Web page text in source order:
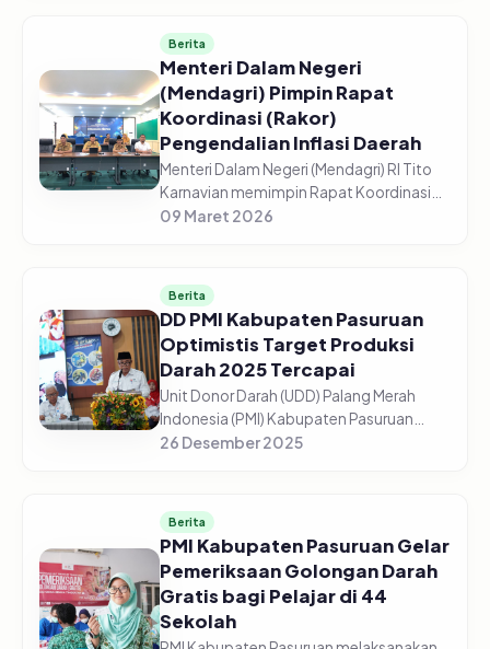
Berita
Menteri Dalam Negeri
(Mendagri) Pimpin Rapat
Koordinasi (Rakor)
Pengendalian Inflasi Daerah
Menteri Dalam Negeri (Mendagri) RI Tito
Karnavian memimpin Rapat Koordinasi
(Rakor) Pengendalian Inflasi Daerah dari
09 Maret 2026
Berita
DD PMI Kabupaten Pasuruan
Optimistis Target Produksi
Darah 2025 Tercapai
Unit Donor Darah (UDD) Palang Merah
Indonesia (PMI) Kabupaten Pasuruan
optimistis target produksi darah tahun
dar...
26 Desember 2025
Berita
PMI Kabupaten Pasuruan Gelar
Pemeriksaan Golongan Darah
Gratis bagi Pelajar di 44
Sekolah